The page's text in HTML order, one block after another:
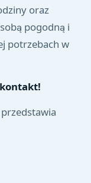
oraz
pogodną i
potrzebach w